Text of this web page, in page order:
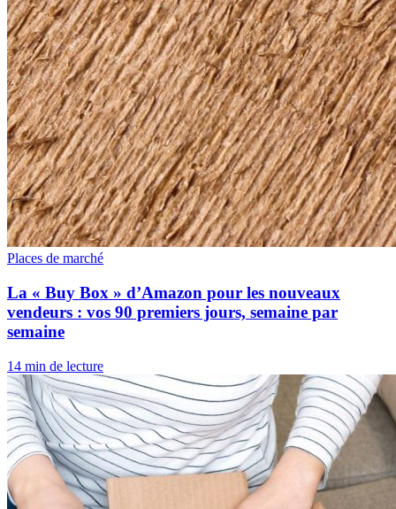
Places de marché
La « Buy Box » d’Amazon pour les nouveaux
vendeurs : vos 90 premiers jours, semaine par
semaine
14 min de lecture